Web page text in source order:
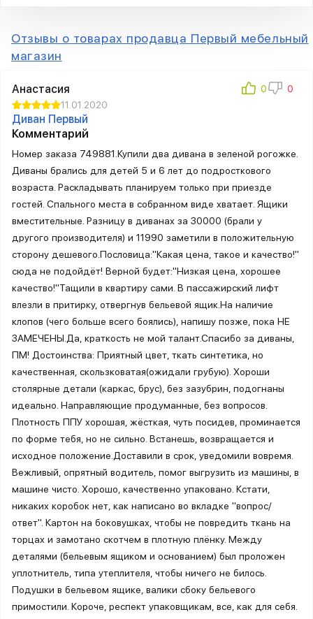
Отзывы о товарах продавца Первый мебельный
магазин
Анастасия
11.01.2020
Диван Первый
Комментарий
Номер заказа 749881.Купили два дивана в зеленой рогожке.
Диваны брались для детей 5 и 6 лет до подросткового
возраста. Раскладывать планируем только при приезде
гостей. Спального места в собранном виде хватает. Ящики
вместительные. Разницу в диванах за 30000 (брали у
другого производителя) и 11990 заметили в положительную
сторону дешевого.Пословица:"Какая цена, такое и качество!"
сюда не подойдёт! Верной будет:"Низкая цена, хорошее
качество!"Тащили в квартиру сами. В пассажирский лифт
влезли в притирку, отвергнув бельевой ящик.На наличие
клопов (чего больше всего боялись), напишу позже, пока НЕ
ЗАМЕЧЕНЫ.Да, краткость не мой талант.Спасибо за диваны,
ПМ! Достоинства: Приятный цвет, ткать синтетика, но
качественная, скользковатая(ожидали грубую). Хороши
столярные детали (каркас, брус), без зазубрин, подогнаны
идеально. Направляющие продуманные, без вопросов.
Плотность ППУ хорошая, жёсткая, чуть посидев, проминается
по форме тебя, но не сильно. Встанешь, возвращается и
исходное положение.Доставили в срок, уведомили вовремя.
Вежливый, опрятный водитель, помог выгрузить из машины, в
машине чисто. Хорошо, качественно упаковано. Кстати,
никаких коробок нет, как написано во вкладке "вопрос/
ответ". Картон на боковушках, чтобы не повредить ткань на
торцах и замотано скотчем в плотную плёнку. Между
деталями (бельевым ящиком и основанием) был проложен
уплотнитель, типа утеплителя, чтобы ничего не билось.
Подушки в бельевом ящике, валики сбоку бельевого
примостили. Короче, респект упаковщикам, все, как для себя.